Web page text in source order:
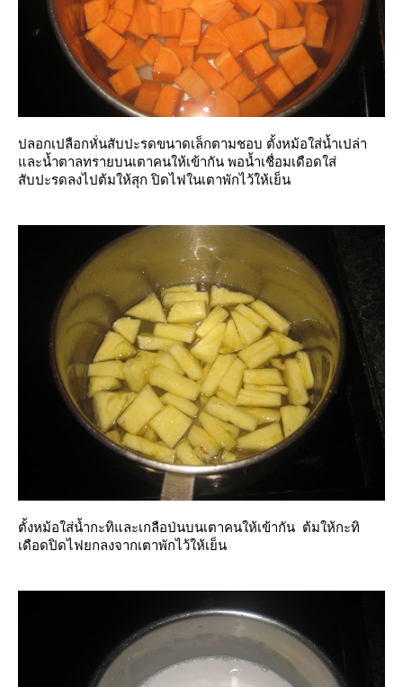
ปลอกเปลือกหั่นสับปะรดขนาดเล็กตามชอบ ตั้งหม้อใส่น้ำเปล่า
ละน้ำตาลทรายบนเตาคนให้เข้ากัน พอน้ำเชื่อมเดือดใส่
สับปะรดลงไปต้มให้สุก ปิดไฟในเตาพักไว้ให้เย็น
ตั้งหม้อใส่น้ำกะทิและเกลือป่นบนเตาคนให้เข้ากัน ต้มให้กะทิ
เดือดปิดไฟยกลงจากเตาพักไว้ให้เย็น